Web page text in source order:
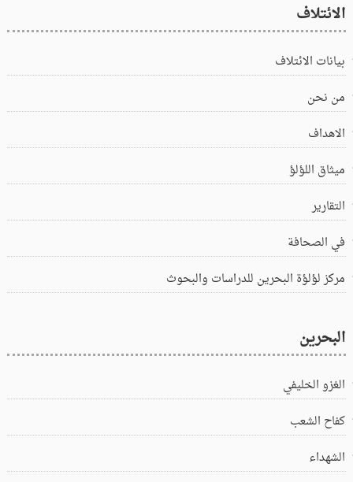
الائتلاف
بيانات الائتلاف
من نحن
الاهداف
ميثاق اللؤلؤ
التقارير
في الصحافة
مركز لؤلؤة البحرين للدراسات والبحوث
البحرين
الغزو الخليفي
كفاح الشعب
الشهداء